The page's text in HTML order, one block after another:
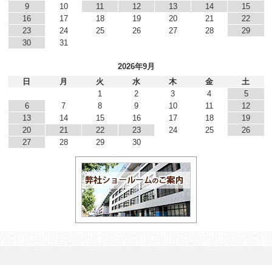
9
10 11 12 13 14
15
16
17 18 19 20 21
22
23
24 25 26 27 28
29
30
31
2026年9月
日
月 火 水 木 金
土
1
2 3 4
5
6
7 8 9 10 11
12
13
14 15 16 17 18
19
20
21 22 23 24 25
26
27
28 29 30